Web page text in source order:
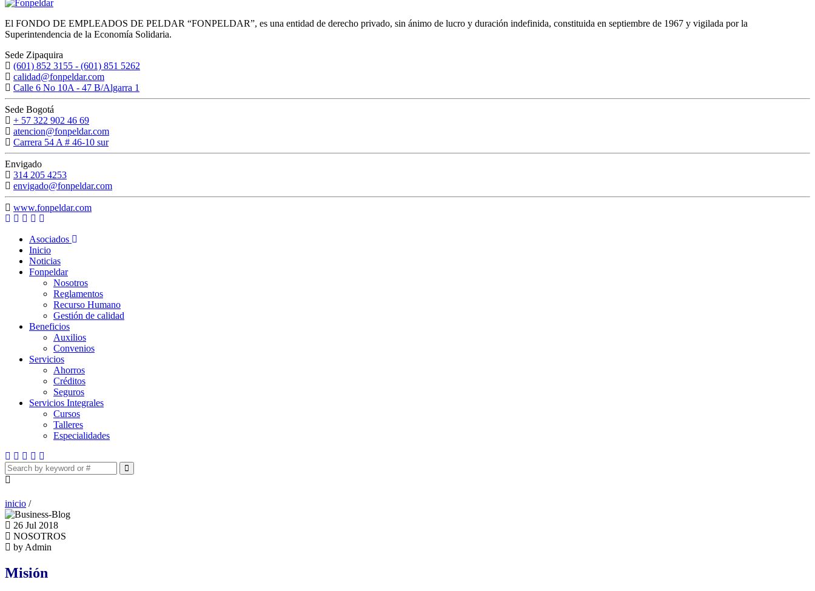
El FONDO DE EMPLEADOS DE PELDAR “FONPELDAR”, es una entidad de derecho privado, sin ánimo de lucro y duración indefinida, constituida en septiembre de 1967 y vigilada por la
Superintendencia de la Economía Solidaria.
Sede Zipaquira
(601) 852 3155 - (601) 851 5262
calidad@fonpeldar.com
Calle 6 No 10A - 47 B/Algarra 1
Sede Bogotá
+ 57 322 902 46 69
atencion@fonpeldar.com
Carrera 54 A # 46-10 sur
Envigado
314 205 4253
envigado@fonpeldar.com
www.fonpeldar.com
Asociados
Inicio
Noticias
Fonpeldar
Nosotros
Reglamentos
Recurso Humano
Gestión de calidad
Beneficios
Auxilios
Convenios
Servicios
Ahorros
Créditos
Seguros
Servicios Integrales
Cursos
Talleres
Especialidades
inicio /
26 Jul 2018
NOSOTROS
by Admin
Misión